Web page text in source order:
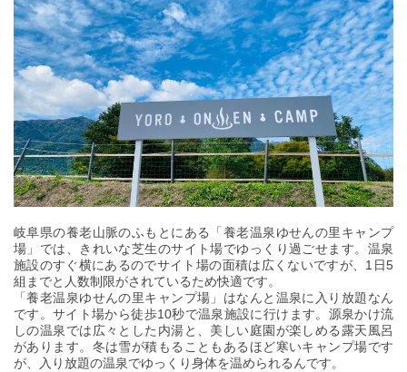
岐阜県の養老山脈のふもとにある「養老温泉ゆせんの里キャンプ
場」では、きれいな芝生のサイト場でゆっくり過ごせます。温泉
施設のすぐ横にあるのでサイト場の面積は広くないですが、1日5
組までと人数制限がされているため快適です。
「養老温泉ゆせんの里キャンプ場」はなんと温泉に入り放題なん
です。サイト場から徒歩10秒で温泉施設に行けます。源泉かけ流
しの温泉では広々とした内湯と、美しい庭園が楽しめる露天風呂
があります。冬は雪が積もることもあるほど寒いキャンプ場です
が、入り放題の温泉でゆっくり身体を温められるんです。